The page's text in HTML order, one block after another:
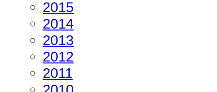
2015
2014
2013
2012
2011